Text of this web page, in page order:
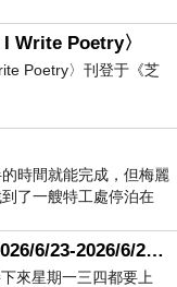
會引進 C
Write Poetry〉
Poetry〉刊登于《芝
時間就能完成，但梅麗
了一艘特工處停泊在
週間農居第284週（2026/6/23-2026/6/24) 夏至 金黃稻浪洋溢豐收喜悅
來星期一三四都要上